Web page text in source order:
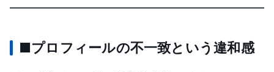
■プロフィールの不一致という違和感